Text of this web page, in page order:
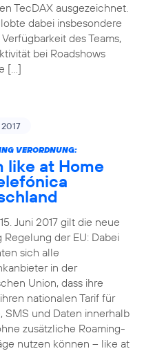
TecDAX ausgezeichnet.
dabei insbesondere
des Teams,
bei Roadshows
[…]
VERORDNUNG:
like at Home
Juni 2017 gilt die neue
Regelung der EU: Dabei
sich alle
in der
Union, dass ihre
nationalen Tarif für
SMS und Daten innerhalb
zusätzliche Roaming-
nutzen können – like at